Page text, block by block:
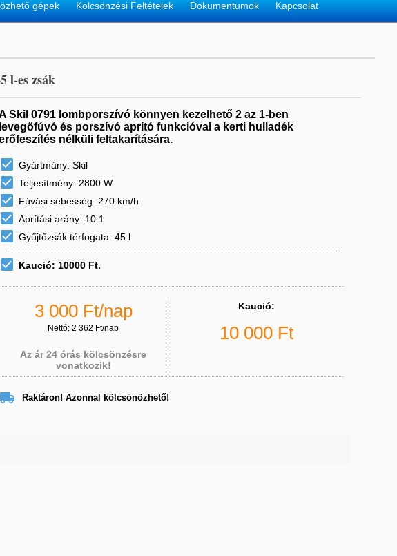
gépek Kölcsönzési Feltételek Dokumentumok Kapcsolat
l-es zsák
Skil 0791 lombporszívó könnyen kezelhető 2 az 1-ben
levegőfúvó és porszívó aprító funkcióval a kerti hulladék
nélküli feltakarítására.
 Gyártmány: Skil
 Teljesítmény: 2800 W
 Fúvási sebesség: 270 km/h
 Aprítási arány: 10:1
 Gyűjtőzsák térfogata: 45 l
 Kaució: 10000 Ft.
3 000 Ft/nap
Nettó: 2 362 Ft/nap
Az ár 24 órás kölcsönzésre
vonatkozik!
Kaució:
10 000 Ft
 Raktáron! Azonnal kölcsönözhető!